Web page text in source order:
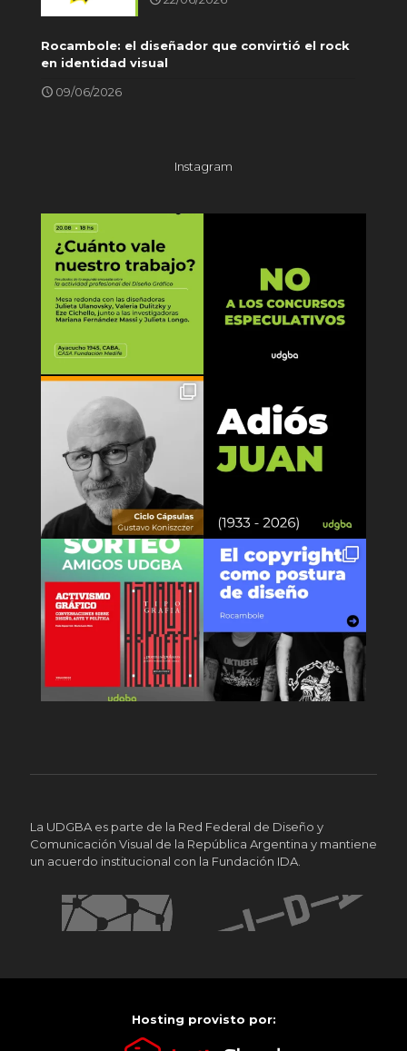
Rocambole: el diseñador que convirtió el rock
en identidad visual
09/06/2026
Instagram
La UDGBA es parte de la Red Federal de Diseño y
Comunicación Visual de la República Argentina y mantiene
un acuerdo institucional con la Fundación IDA.
Hosting provisto por: